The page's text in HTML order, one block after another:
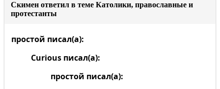
Скимен ответил в теме Католики, православные и
протестанты
простой писал(а):
Curious писал(а):
простой писал(а):